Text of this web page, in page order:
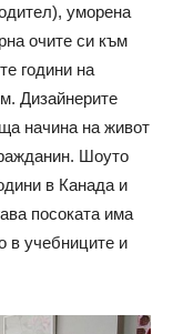
уморена
очите си към
години на
Дизайнерите
начина на живот
Шоуто
в Канада и
посоката има
в учебниците и